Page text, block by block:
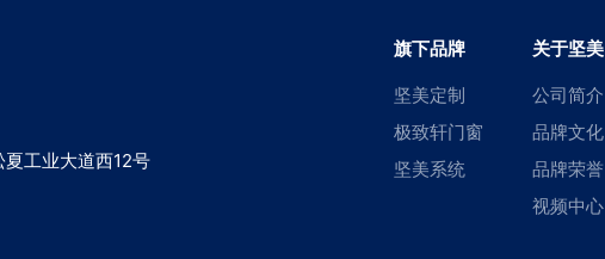
工业大道西12号
旗下品牌
坚美定制
极致轩门窗
坚美系统
关于坚美
公司简介
品牌文化
品牌荣誉
视频中心